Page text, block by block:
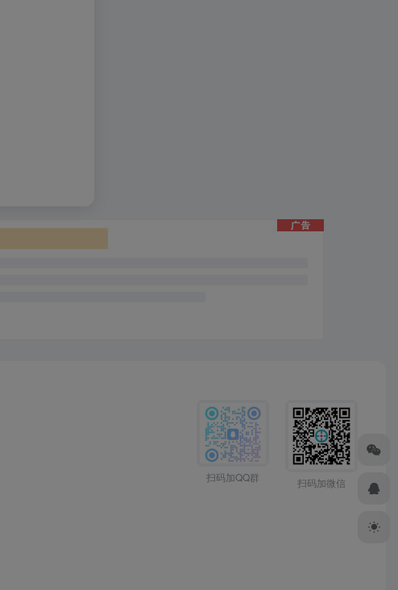
扫码加QQ群 扫码加微信